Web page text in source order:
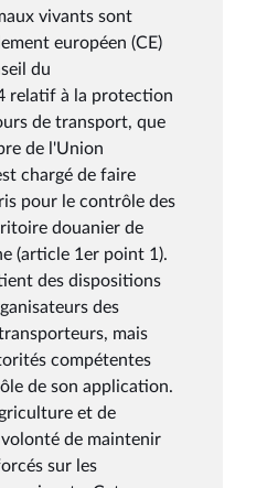
vivants sont
européen (CE)
du
relatif à la protection
de transport, que
de l'Union
chargé de faire
pour le contrôle des
douanier de
(article 1er point 1).
des dispositions
des
mais
compétentes
de son application.
et de
de maintenir
sur les